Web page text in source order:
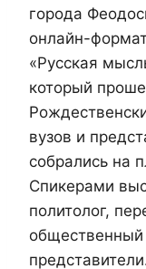
города
онлайн-
«Русская
который
вузов и
собрались на
Спикерами
политолог,